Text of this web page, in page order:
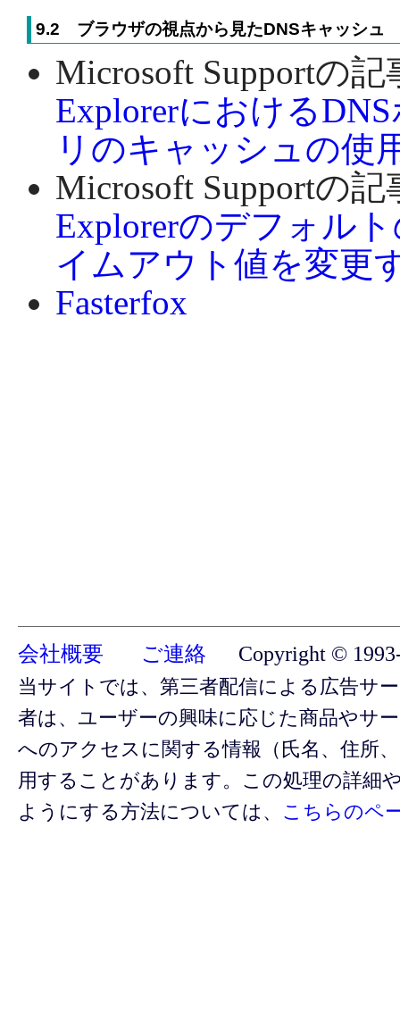
9.2 ブラウザの視点から見たDNSキャッシュ
Microsoft Supportの記
Explorerにおける
リのキャッシュの使
Microsoft Supportの記
Explorerのデフォル
イムアウト値を変更
Fasterfox
会社概要 ご連絡 Copyright © 1993-
当サイトでは、第三者配信による広告サ
者は、ユーザーの興味に応じた商品やサ
へのアクセスに関する情報（氏名、住所
用することがあります。この処理の詳細
ようにする方法については、 こちらのペ